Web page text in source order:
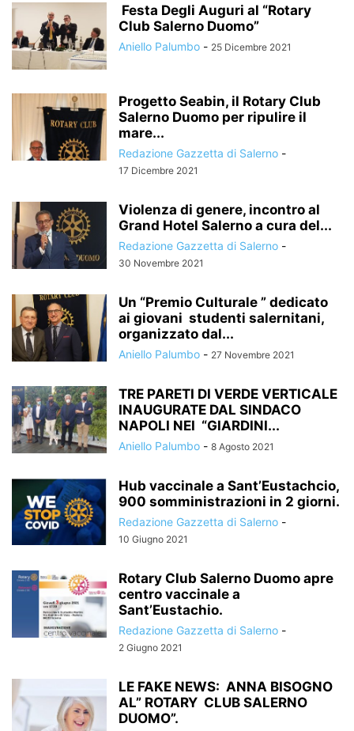
Festa Degli Auguri al “Rotary
Club Salerno Duomo”
Aniello Palumbo - 25 Dicembre 2021
Progetto Seabin, il Rotary Club
Salerno Duomo per ripulire il
mare...
Redazione Gazzetta di Salerno -
17 Dicembre 2021
Violenza di genere, incontro al
Grand Hotel Salerno a cura del...
Redazione Gazzetta di Salerno -
30 Novembre 2021
Un “Premio Culturale ” dedicato
ai giovani studenti salernitani,
organizzato dal...
Aniello Palumbo - 27 Novembre 2021
TRE PARETI DI VERDE VERTICALE
INAUGURATE DAL SINDACO
NAPOLI NEI “GIARDINI...
Aniello Palumbo - 8 Agosto 2021
Hub vaccinale a Sant’Eustachcio,
900 somministrazioni in 2 giorni.
Redazione Gazzetta di Salerno -
10 Giugno 2021
Rotary Club Salerno Duomo apre
centro vaccinale a
Sant’Eustachio.
Redazione Gazzetta di Salerno -
2 Giugno 2021
LE FAKE NEWS: ANNA BISOGNO
AL” ROTARY CLUB SALERNO
DUOMO”.